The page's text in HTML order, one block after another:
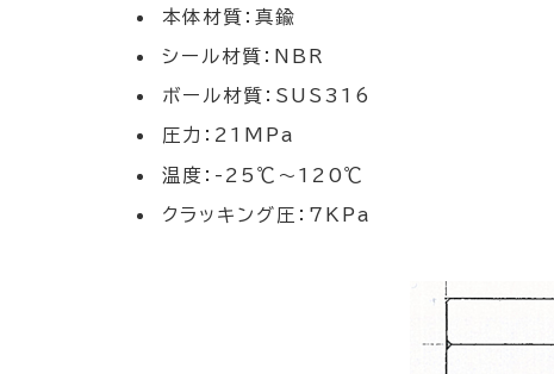
本体材質：真鍮
シール材質：NBR
ボール材質：SUS316
圧力：21MPa
温度：-25℃〜120℃
クラッキング圧：7KPa